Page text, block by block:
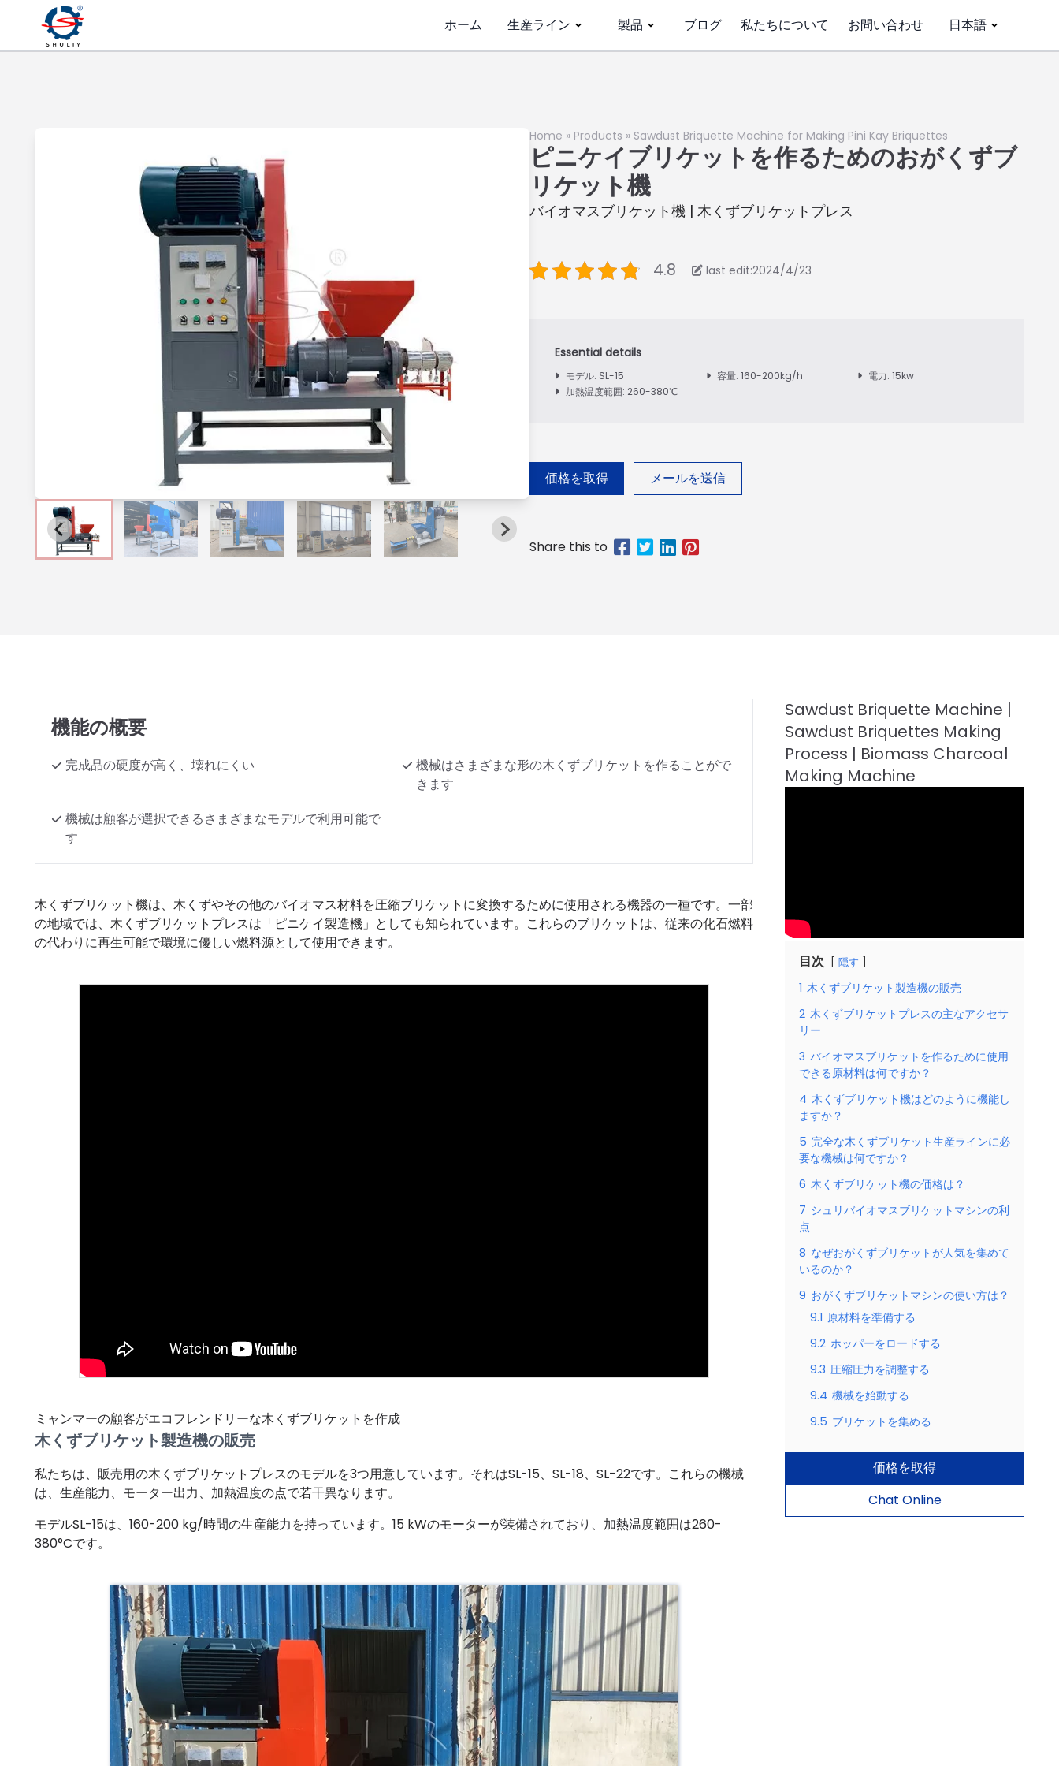
ホーム 生産ライン 製品 ブログ 私たちについて お問い合わせ 日本語
Home » Products » Sawdust Briquette Machine for Making Pini Kay Briquettes
ピニケイブリケットを作るためのおがくずブ
リケット機
バイオマスブリケット機 | 木くずブリケットプレス
4.8 last edit:2024/4/23
モデル: SL-15 容量: 160-200kg/h
電力: 15kw
加熱温度範囲: 260-380℃
価格を取得 メールを送信
機能の概要
完成品の硬度が高く、壊れにくい
機械はさまざまな形の木くずブリケットを作ることがで
きます
機械は顧客が選択できるさまざまなモデルで利用可能で
す
木くずブリケット機は、木くずやその他のバイオマス材料を圧縮ブリケットに変換するために使用される機器の一種です。一部
の地域では、木くずブリケットプレスは「ピニケイ製造機」としても知られています。これらのブリケットは、従来の化石燃料
の代わりに再生可能で環境に優しい燃料源として使用できます。
ミャンマーの顧客がエコフレンドリーな木くずブリケットを作成
木くずブリケット製造機の販売
私たちは、販売用の木くずブリケットプレスのモデルを3つ用意しています。それはSL-15、SL-18、SL-22です。これらの機械
は、生産能力、モーター出力、加熱温度の点で若干異なります。
モデルSL-15は、160-200 kg/時間の生産能力を持っています。15 kWのモーターが装備されており、加熱温度範囲は260-
380°Cです。
目次 隠す
1 木くずブリケット製造機の販売
2 木くずブリケットプレスの主なアクセサ
リー
3 バイオマスブリケットを作るために使用
できる原材料は何ですか？
4 木くずブリケット機はどのように機能し
ますか？
5 完全な木くずブリケット生産ラインに必
要な機械は何ですか？
6 木くずブリケット機の価格は？
7 シュリバイオマスブリケットマシンの利
点
8 なぜおがくずブリケットが人気を集めて
いるのか？
9 おがくずブリケットマシンの使い方は？
9.1 原材料を準備する
9.2 ホッパーをロードする
9.3 圧縮圧力を調整する
9.4 機械を始動する
9.5 ブリケットを集める
価格を取得
Chat Online